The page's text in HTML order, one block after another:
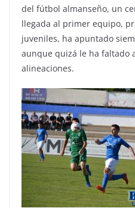
del fútbol almanseño, un
llegada al primer equipo,
juveniles, ha apuntado
aunque quizá le ha faltado
alineaciones.